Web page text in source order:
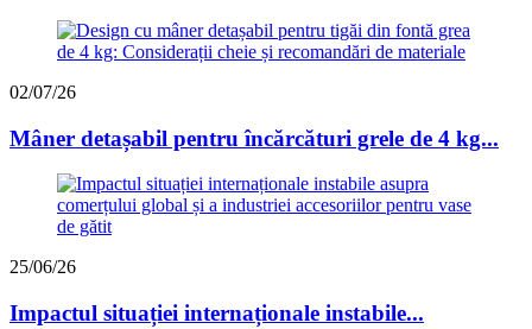
02/07/26
Mâner detașabil pentru încărcături grele de 4 kg...
25/06/26
Impactul situației internaționale instabile...